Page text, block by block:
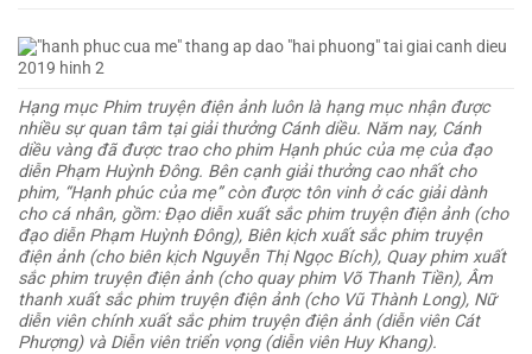
Hạng mục Phim truyện điện ảnh luôn là hạng mục nhận được
nhiều sự quan tâm tại giải thưởng Cánh diều. Năm nay, Cánh
diều vàng đã được trao cho phim Hạnh phúc của mẹcủa đạo
diễn Phạm Huỳnh Đông. Bên cạnh giải thưởng cao nhất cho
phim, “Hạnh phúc của mẹ”còn được tôn vinh ở các giải dành
cho cá nhân, gồm: Đạo diễn xuất sắc phim truyện điện ảnh (cho
đạo diễn Phạm Huỳnh Đông), Biên kịch xuất sắc phim truyện
điện ảnh (cho biên kịch Nguyễn Thị Ngọc Bích), Quay phim xuất
sắc phim truyện điện ảnh (cho quay phim Võ Thanh Tiền), Âm
thanh xuất sắc phim truyện điện ảnh (cho Vũ Thành Long), Nữ
diễn viên chính xuất sắc phim truyện điện ảnh (diễn viên Cát
Phượng) và Diễn viên triển vọng (diễn viên Huy Khang).